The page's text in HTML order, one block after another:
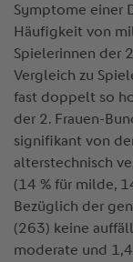
Symptome einer
Häufigkeit von
Spielerinnen der
Vergleich zu
fast doppelt so
der 2. Frauen-
signifikant von
alterstechnisch
(14 % für milde,
Bezüglich der
(263) keine
moderate und